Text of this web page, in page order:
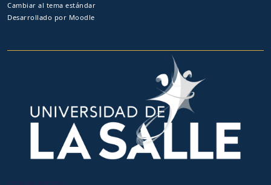
Cambiar al tema estándar
Desarrollado por Moodle